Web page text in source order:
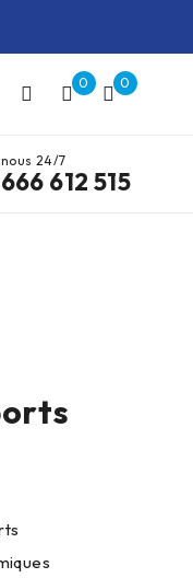
0 0
24/7
612 515